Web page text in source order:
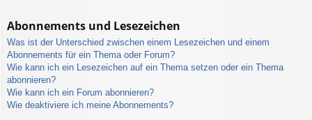
Abonnements und Lesezeichen
Was ist der Unterschied zwischen einem Lesezeichen und einem
Abonnements für ein Thema oder Forum?
Wie kann ich ein Lesezeichen auf ein Thema setzen oder ein Thema
abonnieren?
Wie kann ich ein Forum abonnieren?
Wie deaktiviere ich meine Abonnements?